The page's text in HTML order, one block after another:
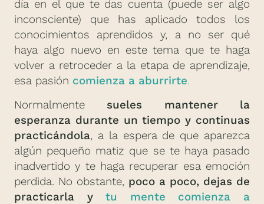
día en el que te das cuenta (puede ser algo
inconsciente) que has aplicado todos los
conocimientos aprendidos y, a no ser qué
haya algo nuevo en este tema que te haga
volver a retroceder a la etapa de aprendizaje,
esa pasión comienza a aburrirte.
Normalmente sueles mantener la
esperanza durante un tiempo y continuas
practicándola, a la espera de que aparezca
algún pequeño matiz que se te haya pasado
inadvertido y te haga recuperar esa emoción
perdida. No obstante, poco a poco, dejas de
practicarla ytu mente comienza a